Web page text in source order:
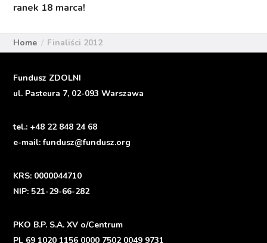
ranek 18 marca!
Home Finaliści 2012
Fundusz ZDOLNI
ul. Pasteura 7, 02-093 Warszawa
tel.: +48 22 848 24 68
e-mail:fundusz@fundusz.org
KRS: 0000044710
NIP: 521-29-66-282
PKO B.P. S.A. XV o/Centrum
PL 69 1020 1156 0000 7502 0049 9731